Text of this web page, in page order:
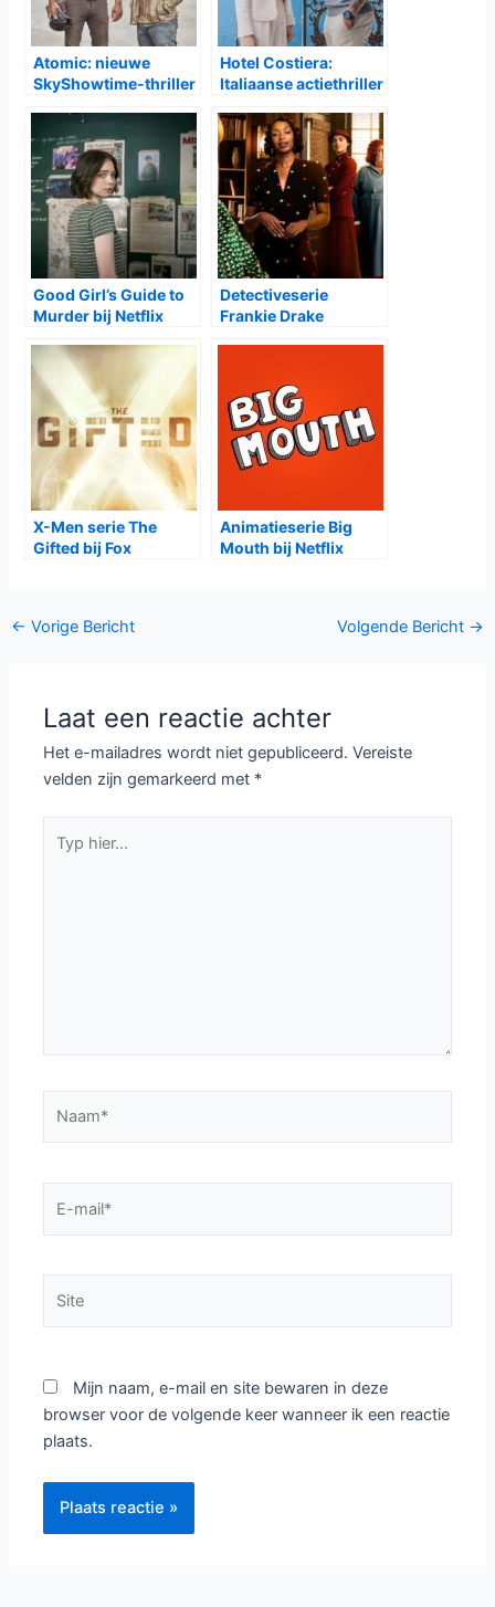
Atomic: nieuwe
SkyShowtime-thriller
dodelijke jacht door
de woestijn
Hotel Costiera:
Italiaanse actiethriller
zich af aan de
Amalfikust
Good Girl’s Guide to
Murder bij Netflix
Detectiveserie
Frankie Drake
X-Men serie The
Gifted bij Fox
Animatieserie Big
Mouth bij Netflix
Bericht
← Vorige Bericht Volgende Bericht →
Laat een reactie achter
Het e-mailadres wordt niet gepubliceerd. Vereiste
velden zijn gemarkeerd met *
hier...
mail*
Mijn naam, e-mail en site bewaren in deze
browser voor de volgende keer wanneer ik een reactie
plaats.